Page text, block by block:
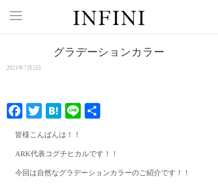
グラデーションカラー
2021年7月2日
Facebook
TwitterHatena
Line
皆様こんばんは！！
ARK代表コグチヒカルです！！
今回は自然なグラデーションカラーのご紹介です！！